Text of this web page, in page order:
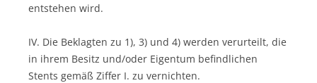
entstehen wird.
IV. Die Beklagten zu 1), 3) und 4) werden verurteilt, die
in ihrem Besitz und/oder Eigentum befindlichen
Stents gemäß Ziffer I. zu vernichten.